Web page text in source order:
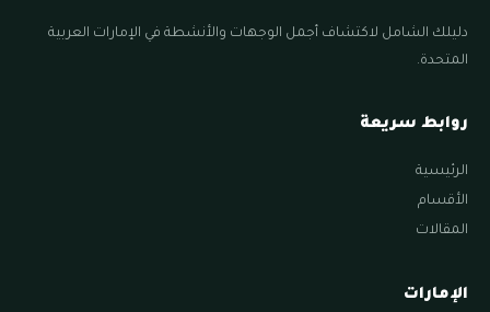
دليلك الشامل لاكتشاف أجمل الوجهات والأنشطة في الإمارات العربية
المتحدة.
روابط سريعة
الرئيسية
الأقسام
المقالات
الإمارات